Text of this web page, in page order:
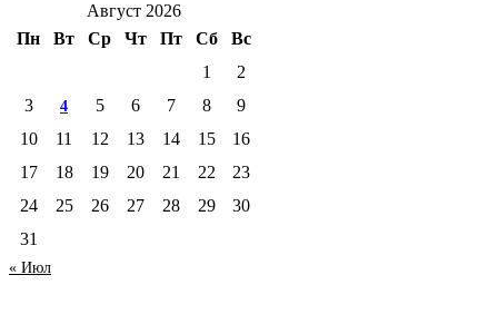
Август 2026
Пн
Вт Ср Чт Пт Сб
Вс
1
2
3
4 5 6 7 8
9
10
11 12 13 14 15
16
17
18 19 20 21 22
23
24
25 26 27 28 29
30
31
« Июл